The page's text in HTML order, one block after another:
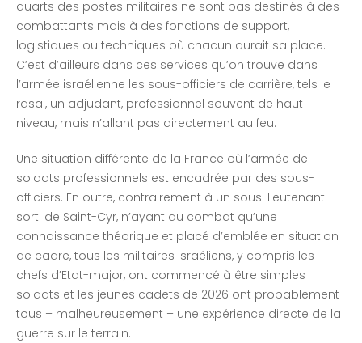
quarts des postes militaires ne sont pas destinés à des
combattants mais à des fonctions de support,
logistiques ou techniques où chacun aurait sa place.
C’est d’ailleurs dans ces services qu’on trouve dans
l’armée israélienne les sous-officiers de carrière, tels le
rasal, un adjudant, professionnel souvent de haut
niveau, mais n’allant pas directement au feu.
Une situation différente de la France où l’armée de
soldats professionnels est encadrée par des sous-
officiers. En outre, contrairement à un sous-lieutenant
sorti de Saint-Cyr, n’ayant du combat qu’une
connaissance théorique et placé d’emblée en situation
de cadre, tous les militaires israéliens, y compris les
chefs d’Etat-major, ont commencé à être simples
soldats et les jeunes cadets de 2026 ont probablement
tous – malheureusement – une expérience directe de la
guerre sur le terrain.